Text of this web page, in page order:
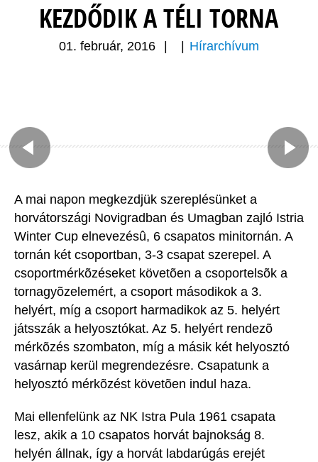
KEZDŐDIK A TÉLI TORNA
01. február, 2016 Hírarchívum
A mai napon megkezdjük szereplésünket a
horvátországi Novigradban és Umagban zajló Istria
Winter Cup elnevezésû, 6 csapatos minitornán. A
tornán két csoportban, 3-3 csapat szerepel. A
csoportmérkõzéseket követõen a csoportelsõk a
tornagyõzelemért, a csoport másodikok a 3.
helyért, míg a csoport harmadikok az 5. helyért
játsszák a helyosztókat. Az 5. helyért rendezõ
mérkõzés szombaton, míg a másik két helyosztó
vasárnap kerül megrendezésre. Csapatunk a
helyosztó mérkõzést követõen indul haza.
Mai ellenfelünk az NK Istra Pula 1961 csapata
lesz, akik a 10 csapatos horvát bajnokság 8.
helyén állnak, így a horvát labdarúgás erejét